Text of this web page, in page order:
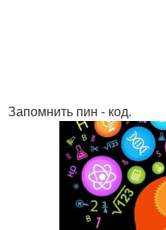
Запомнить пин - код.